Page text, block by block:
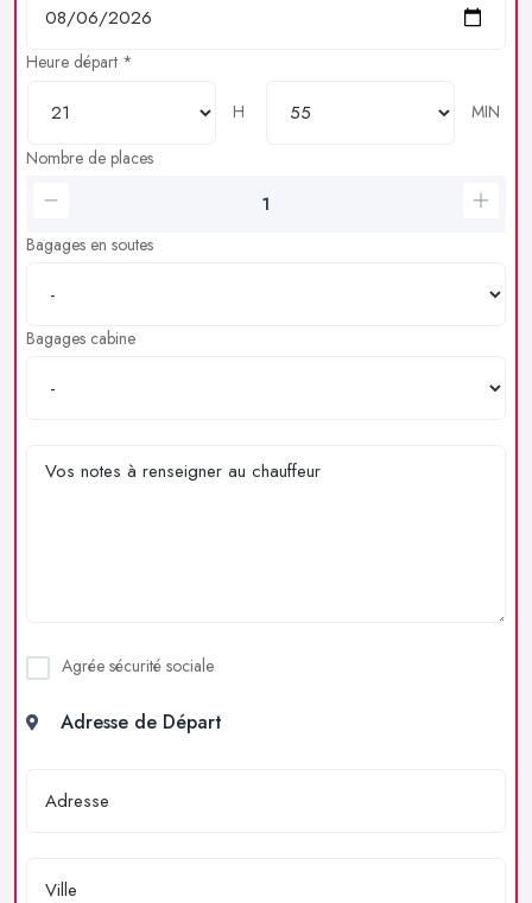
Heure départ *
H
MIN
Nombre de places
Bagages en soutes
Bagages cabine
Agrée sécurité sociale
Adresse de Départ